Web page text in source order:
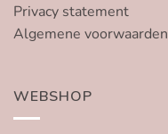
Privacy statement
Algemene voorwaarden
WEBSHOP